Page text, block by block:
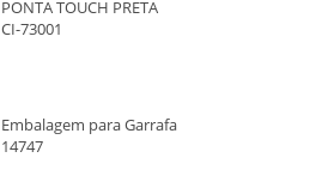
PONTA TOUCH PRETA
CI-73001
Embalagem para Garrafa
14747